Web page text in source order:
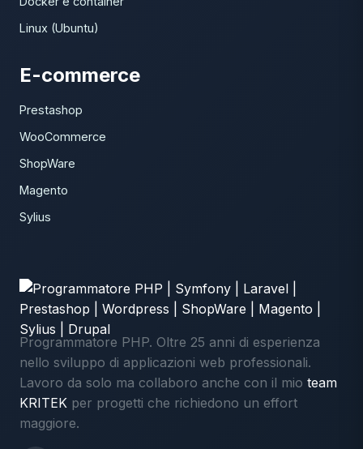
Programmatore PHP. Oltre 25 anni di esperienza
nello sviluppo di applicazioni web professionali.
Lavoro da solo ma collaboro anche con il mio team
KRITEK per progetti che richiedono un effort
maggiore.
Linux (Ubuntu)
E-commerce
Prestashop
WooCommerce
ShopWare
Magento
Sylius